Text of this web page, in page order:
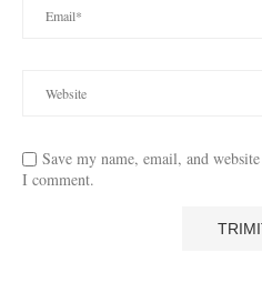
Save my name, email, and
I comment.